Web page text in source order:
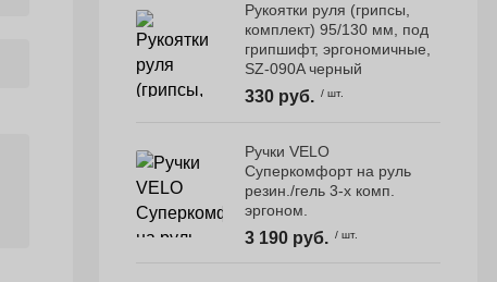
Рукоятки руля (грипсы,
комплект) 95/130 мм, под
грипшифт, эргономичные,
SZ-090A черный
330 руб. / шт.
Ручки VELO
Суперкомфорт на руль
резин./гель 3-х комп.
эргоном.
3 190 руб. / шт.